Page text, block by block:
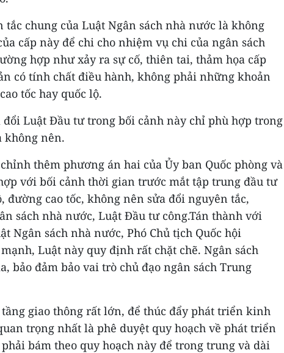
tắc chung của Luật Ngân sách nhà nước là không
cấp này để chi cho nhiệm vụ chi của ngân sách
hợp như xảy ra sự cố, thiên tai, thảm họa cấp
có tính chất điều hành, không phải những khoản
tốc hay quốc lộ.
đổi Luật Đầu tư trong bối cảnh này chỉ phù hợp trong
không nên.
thêm phương án hai của Ủy ban Quốc phòng và
với bối cảnh thời gian trước mắt tập trung đầu tư
đường cao tốc, không nên sửa đổi nguyên tắc,
sách nhà nước, Luật Đầu tư công.Tán thành với
Ngân sách nhà nước, Phó Chủ tịch Quốc hội
Luật này quy định rất chặt chẽ. Ngân sách
bảo đảm bảo vai trò chủ đạo ngân sách Trung
giao thông rất lớn, để thúc đẩy phát triển kinh
trọng nhất là phê duyệt quy hoạch về phát triển
bám theo quy hoạch này để trong trung và dài